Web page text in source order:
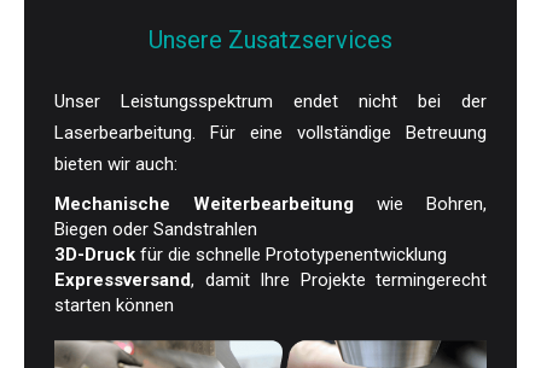
Unsere Zusatzservices
Unser Leistungsspektrum endet nicht bei der
Laserbearbeitung. Für eine vollständige Betreuung
bieten wir auch:
Mechanische Weiterbearbeitung wie Bohren,
Biegen oder Sandstrahlen
3D-Druck für die schnelle Prototypenentwicklung
Expressversand, damit Ihre Projekte termingerecht
starten können